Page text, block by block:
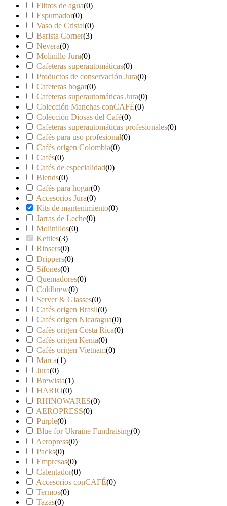
Filtros de agua(0)
Espumador(0)
Vaso de Cristal(0)
Barista Corner(3)
Nevera(0)
Molinillo Jura(0)
Cafeteras superautomáticas(0)
Productos de conservación Jura(0)
Cafeteras hogar(0)
Cafeteras superautomáticas Jura(0)
Colección Manchas conCAFÉ(0)
Colección Diosas del Café(0)
Cafeteras superautomáticas profesionales(0)
Cafés para uso profesional(0)
Cafés origen Colombia(0)
Cafés(0)
Cafés de especialidad(0)
Blends(0)
Cafés para hogar(0)
Accesorios Jura(0)
Kits de mantenimiento(0)
Jarras de Leche(0)
Molinillos(0)
Kettles(3)
Rinsers(0)
Drippers(0)
Sifones(0)
Quemadores(0)
Coldbrew(0)
Server & Glasses(0)
Cafés origen Brasil(0)
Cafés origen Nicaragua(0)
Cafés origen Costa Rica(0)
Cafés origen Kenia(0)
Cafés origen Vietnam(0)
Marca(1)
Jura(0)
Brewista(1)
HARIO(0)
RHINOWARES(0)
AEROPRESS(0)
Purple(0)
Blue for Ukraine Fundraising(0)
Aeropress(0)
Packs(0)
Empresas(0)
Calentador(0)
Accesorios conCAFÉ(0)
Termos(0)
Tazas(0)